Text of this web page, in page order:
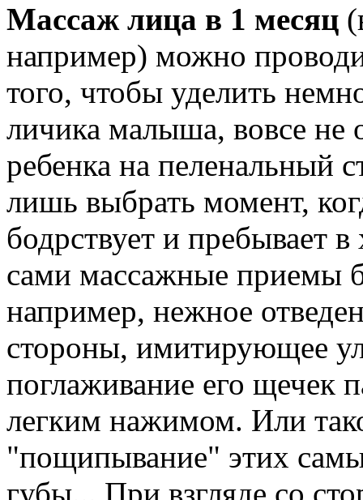
Массаж лица в 1 месяц
например) можно
того, чтобы уделить
личика малыша, вовсе не
ребенка на пеленальный
лишь выбрать момент,
бодрствует и пребывает
сами массажные приемы
например, нежное
стороны, имитирующее
поглаживание его щечек
легким нажимом. Или
"пощипывание" этих
губы... При взгляде со